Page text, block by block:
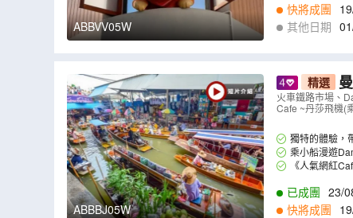
ABBVV05W
快將成團
9 18/09,19/09,
其他日期
ABBBJ05W
精選 曼
《打卡熱
網紅打卡
火車鐵路市場、
Cafe ~丹莎飛機(
獨特的體驗，
過的驚險情景。
乘小船漫遊
《人氣網紅
已成團 23/
快將成團